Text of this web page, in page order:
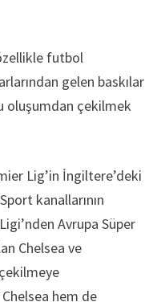
futbol
gelen baskılar
oluşumdan çekilmek
Lig’in İngiltere’deki
kanallarının
Avrupa Süper
Chelsea ve
Chelsea hem de